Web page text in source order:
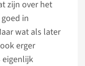
zijn over het
in
wat als later
erger
eigenlijk